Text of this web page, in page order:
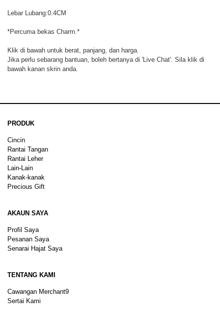
Lebar Lubang:0.4CM
*Percuma bekas Charm.*
Klik di bawah untuk berat, panjang, dan harga.
Jika perlu sebarang bantuan, boleh bertanya di 'Live Chat'. Sila klik di
bawah kanan skrin anda.
PRODUK
Cincin
Rantai Tangan
Rantai Leher
Lain-Lain
Kanak-kanak
Precious Gift
AKAUN SAYA
Profil Saya
Pesanan Saya
Senarai Hajat Saya
TENTANG KAMI
Cawangan Merchant9
Sertai Kami